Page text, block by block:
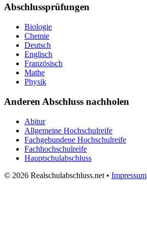
Abschlussprüfungen
Biologie
Chemie
Deutsch
Englisch
Französisch
Mathe
Physik
Anderen Abschluss nachholen
Abitur
Allgemeine Hochschulreife
Fachgebundene Hochschulreife
Fachhochschulreife
Hauptschulabschluss
© 2026 Realschulabschluss.net • Impressum